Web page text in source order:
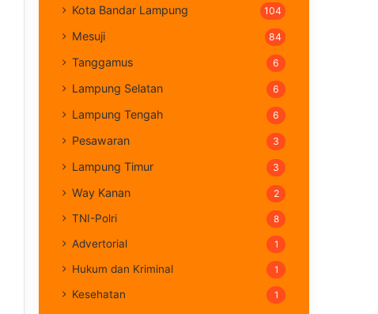
Kota Bandar Lampung 104
Mesuji 84
Tanggamus 6
Lampung Selatan 6
Lampung Tengah 6
Pesawaran 3
Lampung Timur 3
Way Kanan 2
TNI-Polri 8
Advertorial 1
Hukum dan Kriminal 1
Kesehatan 1